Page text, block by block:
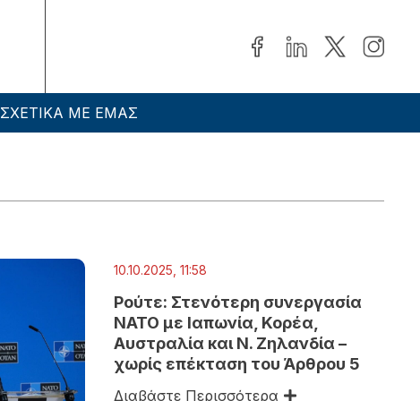
ΣΧΕΤΙΚΑ ΜΕ ΕΜΑΣ
10.10.2025, 11:58
Ρούτε: Στενότερη συνεργασία
ΝΑΤΟ με Ιαπωνία, Κορέα,
Αυστραλία και Ν. Ζηλανδία –
χωρίς επέκταση του Άρθρου 5
Διαβάστε Περισσότερα